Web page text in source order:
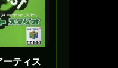
ティス